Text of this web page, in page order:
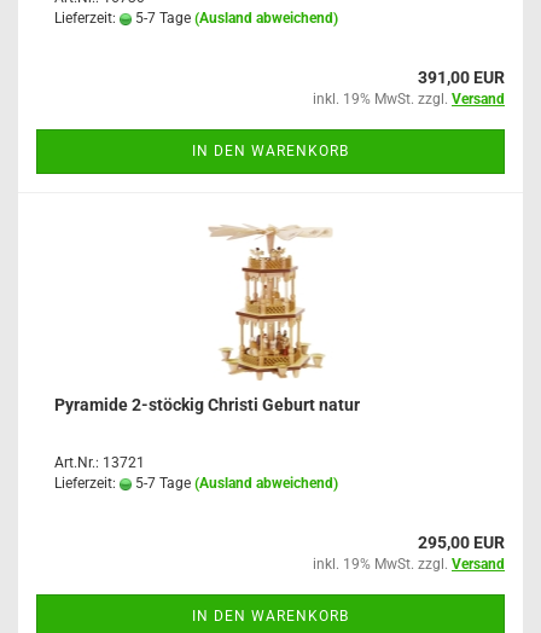
Lieferzeit:
5-7 Tage (Ausland abweichend)
391,00 EUR
inkl. 19% MwSt. zzgl. Versand
IN DEN WARENKORB
Pyramide 2-stöckig Christi Geburt natur
Art.Nr.: 13721
Lieferzeit:
5-7 Tage (Ausland abweichend)
295,00 EUR
inkl. 19% MwSt. zzgl. Versand
IN DEN WARENKORB